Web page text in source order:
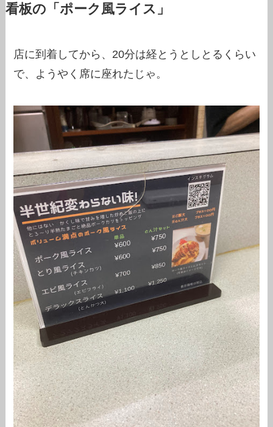
看板の「ポーク風ライス」
店に到着してから、20分は経とうとしとるくらい
で、ようやく席に座れたじゃ。